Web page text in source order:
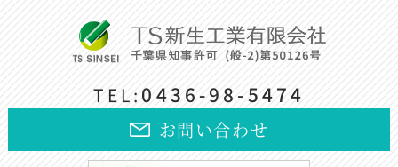
TEL: 0436-98-5474
お問い合わせ